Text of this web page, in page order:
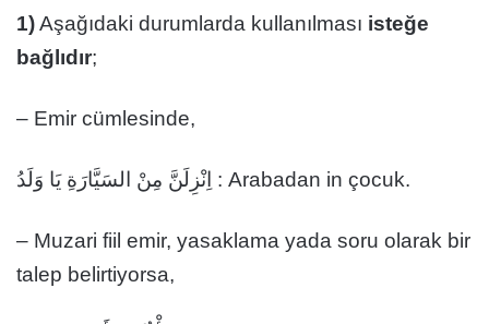
1)Aşağıdaki durumlarda kullanılması isteğe
bağlıdır;
– Emir cümlesinde,
اِنْزِلَنَّ مِنْ السَيَّارَةِ يَا وَلَدُ : Arabadan in çocuk.
– Muzari fiil emir, yasaklama yada soru olarak bir
talep belirtiyorsa,